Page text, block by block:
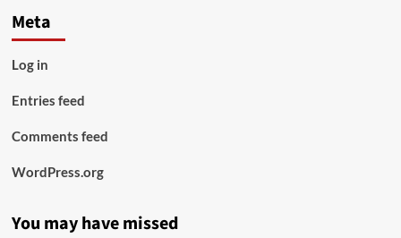
Meta
Log in
Entries feed
Comments feed
WordPress.org
You may have missed